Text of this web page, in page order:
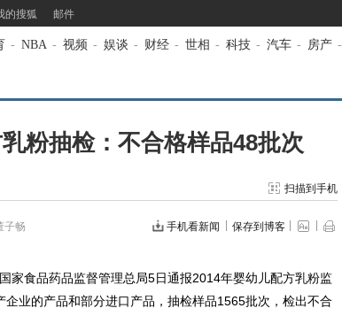
的搜狐 邮件
- NBA - 视频 - 娱谈 - 财经 - 世相 - 科技 - 汽车 - 房产 -
粉抽检：不合格样品48批次
扫描到手机
子畅 手机看新闻 保存到博客
食品药品监督管理总局5日通报2014年婴幼儿配方乳粉监
业的产品和部分进口产品，抽检样品1565批次，检出不合